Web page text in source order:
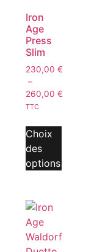
Iron
Age
Press
Slim
230,00 €
–
260,00 €
TTC
Choix
des
options